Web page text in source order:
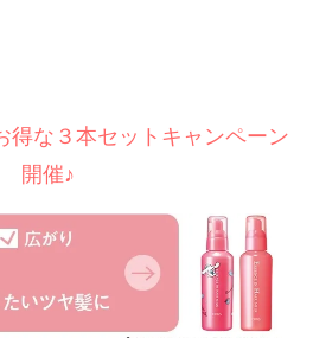
な３本セットキャンペーン
開催♪